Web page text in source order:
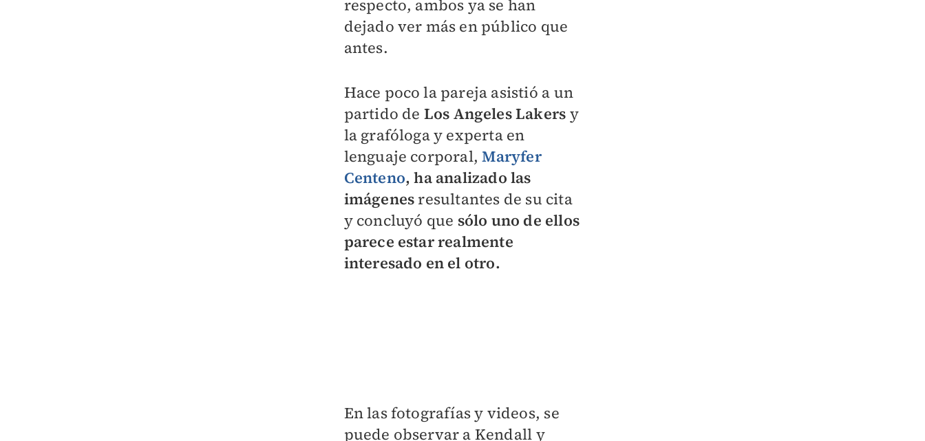
respecto, ambos ya se han
dejado ver más en público que
antes.
Hace poco la pareja asistió a un
partido de Los Angeles Lakers y
la grafóloga y experta en
lenguaje corporal,Maryfer
Centeno, ha analizado las
imágenesresultantes de su cita
y concluyó que sólo uno de ellos
parece estar realmente
interesado en el otro.
En las fotografías y videos, se
puede observar a Kendall y